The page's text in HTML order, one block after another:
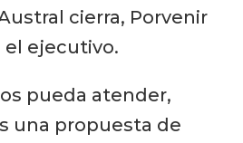
cierra, Porvenir
el ejecutivo.
pueda atender,
una propuesta de